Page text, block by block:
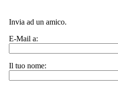
Invia ad un amico.
E-Mail a:
Il tuo nome: